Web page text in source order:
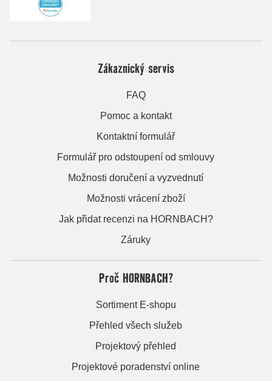
Zákaznický servis
FAQ
Pomoc a kontakt
Kontaktní formulář
Formulář pro odstoupení od smlouvy
Možnosti doručení a vyzvednutí
Možnosti vrácení zboží
Jak přidat recenzi na HORNBACH?
Záruky
Proč HORNBACH?
Sortiment E-shopu
Přehled všech služeb
Projektový přehled
Projektové poradenství online